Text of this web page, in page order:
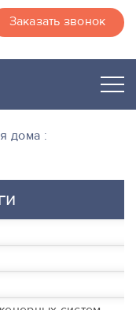
Заказать звонок
дома :